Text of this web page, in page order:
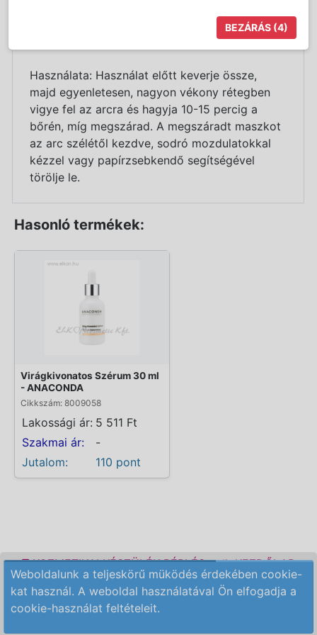
Fő hatóanyagok: Mézontófű-méz, Jojobaolaj,
Uborkakivonat, Kamillakivonat, Búzacsíraolaj
Használata: Használat előtt keverje össze,
majd egyenletesen, nagyon vékony rétegben
vigye fel az arcra és hagyja 10-15 percig a
bőrén, míg megszárad. A megszáradt maszkot
az arc szélétől kezdve, sodró mozdulatokkal
kézzel vagy papírzsebkendő segítségével
törölje le.
Hasonló termékek:
Virágkivonatos Szérum 30 ml
- ANACONDA
Cikkszám: 8009058
Lakossági ár: 5 511 Ft
Szakmai ár:
-
Jutalom:
110 pont
KOZMETIKAI KÉSZÜLÉK BÉRLÉS
KEZDŐLAP
ELÉRHETŐSÉG
RENDELÉSI FELTÉTELEK
Copyright © 2009-2026 All Rights Reserved.
Weboldalunk a teljeskörű müködés érdekében cookie-
kat használ. A weboldal használatával Ön elfogadja a
cookie-használat feltételeit.
BEZÁRÁS (4)